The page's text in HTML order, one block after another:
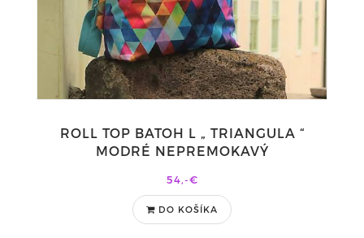
ROLL TOP BATOH L „ TRIANGULA “
MODRÉ NEPREMOKAVÝ
54,-€
DO KOŠÍKA